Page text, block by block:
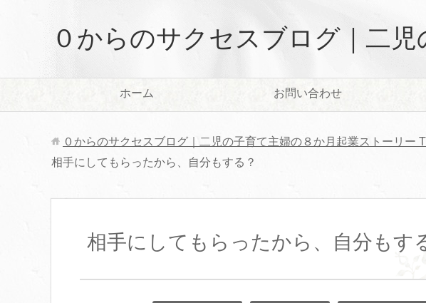
０からのサクセスブログ｜二
ホーム お問い合わせ
０からのサクセスブログ｜二児の子育て主婦の８か月起業ストーリー
相手にしてもらったから、自分もする？
相手にしてもらったから、自分もす